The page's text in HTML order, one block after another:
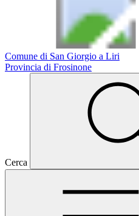
Comune di San Giorgio a Liri
Provincia di Frosinone
Cerca